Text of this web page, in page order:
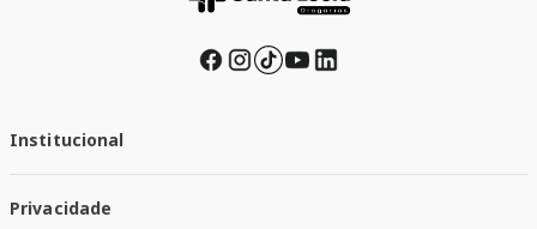
Institucional
Trabalhe conosco
Privacidade